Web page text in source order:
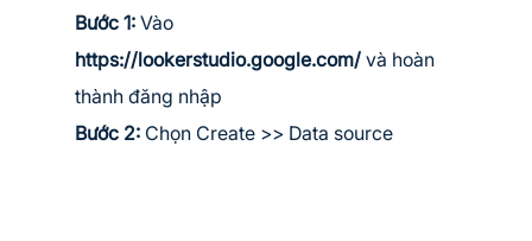
Bước 1: Vào
https://lookerstudio.google.com/ và hoàn
thành đăng nhập
Bước 2: Chọn Create >> Data source